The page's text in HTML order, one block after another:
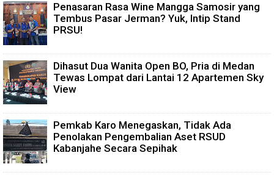
Penasaran Rasa Wine Mangga Samosir yang
Tembus Pasar Jerman? Yuk, Intip Stand
PRSU!
Dihasut Dua Wanita Open BO, Pria di Medan
Tewas Lompat dari Lantai 12 Apartemen Sky
View
Pemkab Karo Menegaskan, Tidak Ada
Penolakan Pengembalian Aset RSUD
Kabanjahe Secara Sepihak